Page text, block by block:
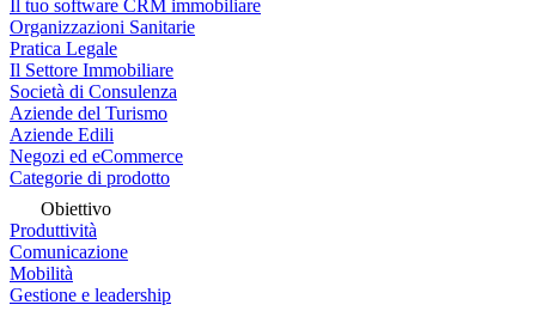
Il tuo software CRM immobiliare
Organizzazioni Sanitarie
Pratica Legale
Il Settore Immobiliare
Società di Consulenza
Aziende del Turismo
Aziende Edili
Negozi ed eCommerce
Categorie di prodotto
Obiettivo
Produttività
Comunicazione
Mobilità
Gestione e leadership